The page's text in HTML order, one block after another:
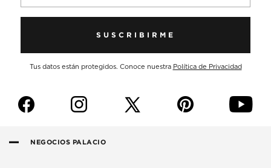
SUSCRIBIRME
Tus datos están protegidos. Conoce nuestra Política de Privacidad
f i p y
NEGOCIOS PALACIO